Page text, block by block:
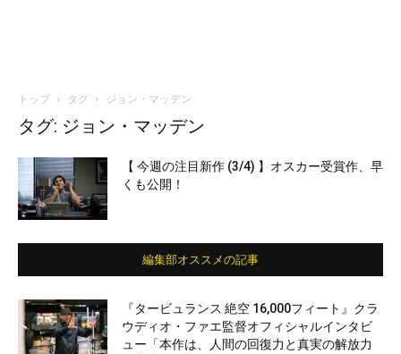
トップ タグ ジョン・マッデン
タグ: ジョン・マッデン
【 今週の注目新作 (3/4) 】オスカー受賞作、早
くも公開！
編集部オススメの記事
『タービュランス 絶空 16,000フィート』クラ
ウディオ・ファエ監督オフィシャルインタビ
ュー「本作は、人間の回復力と真実の解放力